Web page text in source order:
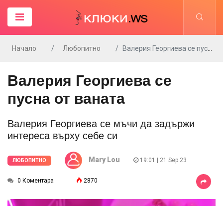
Начало Любопитно Валерия Георгиева се пусна от ваната
Валерия Георгиева се
пусна от ваната
Валерия Георгиева се мъчи да задържи
интереса върху себе си
ЛЮБОПИТНО Mary Lou 19:01 | 21 Sep 23
0 Коментара 2870